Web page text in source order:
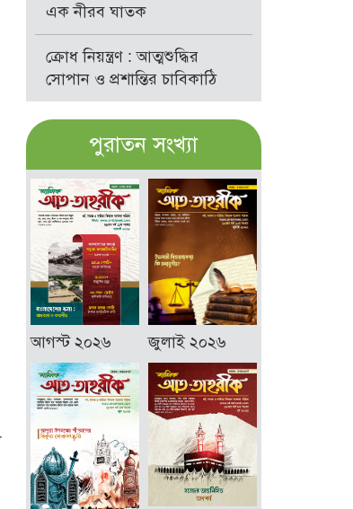
এক নীরব ঘাতক
ক্রোধ নিয়ন্ত্রণ : আত্মশুদ্ধির
সোপান ও প্রশান্তির চাবিকাঠি
পুরাতন সংখ্যা
আগস্ট ২০২৬ জুলাই ২০২৬